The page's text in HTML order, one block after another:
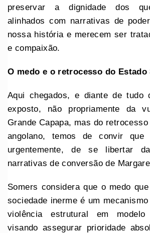
preservar a dignidade dos
alinhados com narrativas de
nossa história e merecem ser
e compaixão.
O medo e o retrocesso do Estado
Aqui chegados, e diante de tudo
exposto, não propriamente da
Grande Capapa, mas do
angolano, temos de convir
urgentemente, de se libertar
narrativas de conversão de
Somers considera que o medo
sociedade inerme é um
violência estrutural em modelo
visando assegurar prioridade